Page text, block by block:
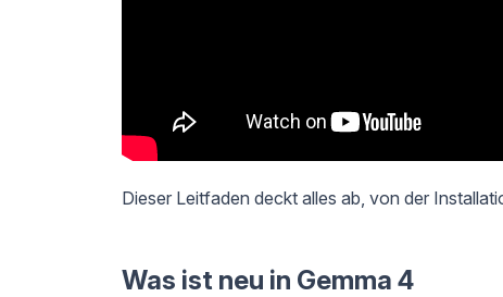
Dieser Leitfaden deckt alles ab, von der
Was ist neu in Gemma 4